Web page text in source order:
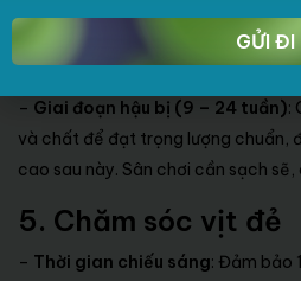
–
: Tập cho vịt ăn
sống kết hợp thức ăn hỗn hợp.
– Giai đoạn hậu bị (9 – 24 tuần):
và chất để đạt trọng lượng chuẩn,
cao sau này. Sân chơi cần sạch
5. Chăm sóc vịt đẻ
– Thời gian chiếu sáng: Đảm bảo
GỬI ĐI